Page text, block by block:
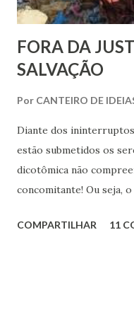
FORA DA
SALVAÇÃO
Por CANTEIRO DE
Diante dos
estão submetidos os
dicotômica não
concomitante! Ou seja,
social na formação do
COMPARTILHAR 11